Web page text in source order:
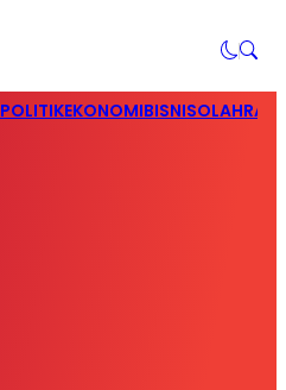
POLITIKEKONOMIBISNIS